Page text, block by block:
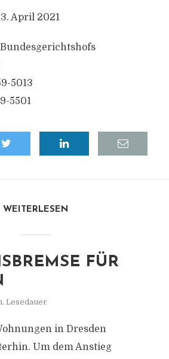
April 2021
5013
5501
WEITERLESEN
FÜR
Lesedauer
in Dresden
Um dem Anstieg